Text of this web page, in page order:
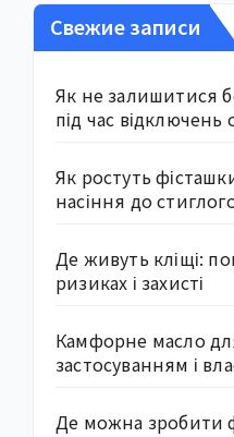
Свежие записи
Як не залишитися
під час відключень
Як ростуть
насіння до
Де живуть кліщі:
ризиках і захисті
Камфорне масло
застосуванням і
Де можна зробити